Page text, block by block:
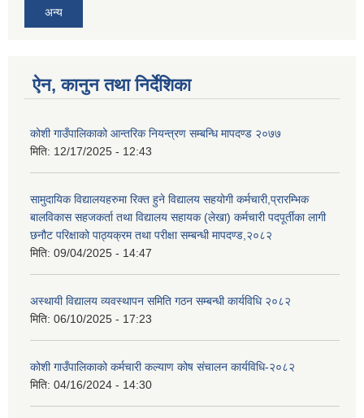
अन्य
ऐन, कानुन तथा निर्देशिका
कोशी गाउँपालिकाको आन्तरिक नियन्त्रण सम्बन्धि मापदण्ड २०७७
मिति: 12/17/2025 - 12:43
सामुदायिक विद्यालयहरुमा रिक्त हुने विद्यालय सहयोगी कर्मचारी,प्रारम्भिक
बालविकास सहजकर्ता तथा विद्यालय सहायक (लेखा) कर्मचारी पदपूर्तीका लागी
छनौट परिक्षाको पाठ्यक्रम तथा परीक्षा सम्बन्धी मापदण्ड,२०८२
मिति: 09/04/2025 - 14:47
अस्थायी विद्यालय व्यवस्थापन समिति गठन सम्बन्धी कार्यविधि २०८२
मिति: 06/10/2025 - 17:23
कोशी गाउँपालिकाको कर्मचारी कल्याण कोष संचालन कार्यविधि-२०८२
मिति: 04/16/2024 - 14:30